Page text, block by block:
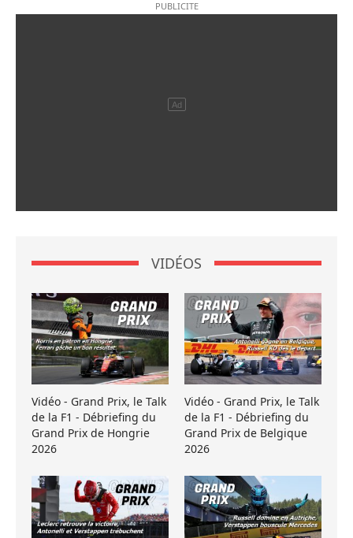
VIDÉOS
Vidéo - Grand Prix, le Talk
de la F1 - Débriefing du
Grand Prix de Hongrie
2026
Vidéo - Grand Prix, le Talk
de la F1 - Débriefing du
Grand Prix de Belgique
2026